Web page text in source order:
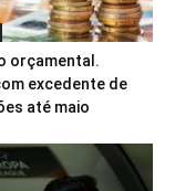
orçamental.
excedente de
até maio